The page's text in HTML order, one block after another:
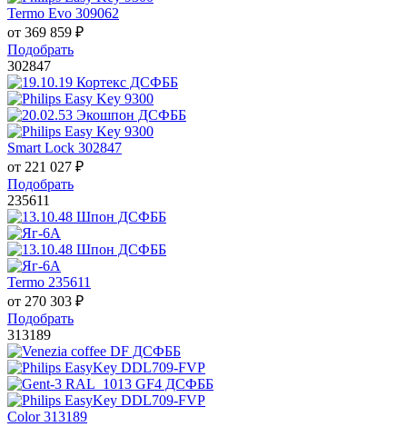
Termo Evo 309062
от 369 859 ₽
Подобрать
302847
Smart Lock 302847
от 221 027 ₽
Подобрать
235611
Termo 235611
от 270 303 ₽
Подобрать
313189
Color 313189